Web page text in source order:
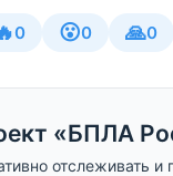
0 😮0 🙏0
«БПЛА
отслеживать